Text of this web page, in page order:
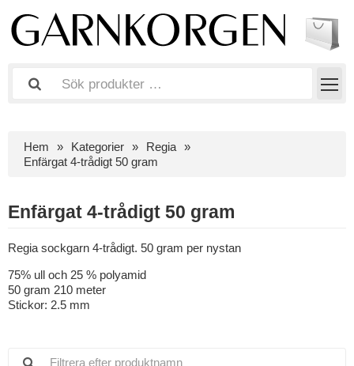
Hem Kategorier
Regia
Enfärgat 4-trådigt 50 gram
Enfärgat 4-trådigt 50 gram
Regia sockgarn 4-trådigt. 50 gram per nystan
75% ull och 25 % polyamid
50 gram 210 meter
Stickor: 2.5 mm